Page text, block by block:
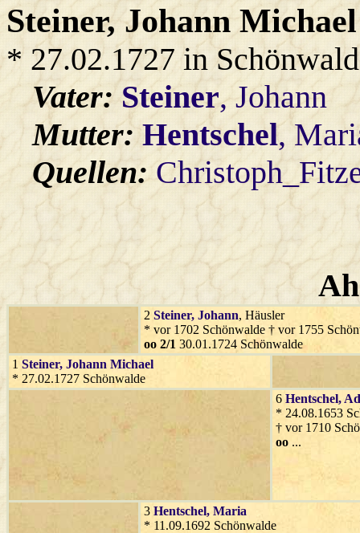
Steiner, Johann Michael
* 27.02.1727 in
Vater:Steiner, Johann
Mutter:Hentschel,
Quellen:
2 Steiner, Johann, Häusler
* vor 1702 Schönwalde † vor 1755
oo 2/1 30.01.1724 Schönwalde
1 Steiner, Johann Michael
* 27.02.1727 Schönwalde
6 Hentschel,
* 24.08.1653
† vor 1710
oo ...
3 Hentschel, Maria
* 11.09.1692 Schönwalde